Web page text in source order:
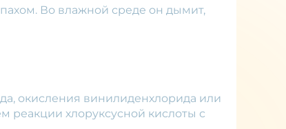
Во влажной среде он дымит,
окисления винилиденхлорида или
реакции хлоруксусной кислоты с